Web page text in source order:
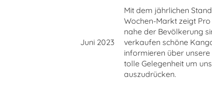
Juni 2023
Mit dem jährlichen
Wochen-Markt zeigt
nahe der Bevölkerung
verkaufen schöne
informieren über unsere
tolle Gelegenheit um
auszudrücken.